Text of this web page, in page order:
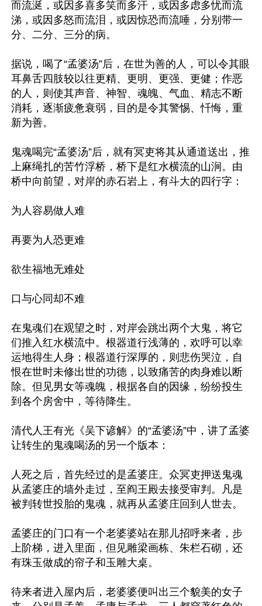
而流涎，或因多喜多笑而多汗，或因多虑多忧而流
涕，或因多怒而流泪，或因惊恐而流唾，分别带一
分、二分、三分的病。
据说，喝了“孟婆汤”后，在世为善的人，可以令其眼
耳鼻舌四肢较以往更精、更明、更强、更健；作恶
的人，则使其声音、神智、魂魄、气血、精志不断
消耗，逐渐疲惫衰弱，目的是令其警惕、忏悔，重
新为善。
鬼魂喝完“孟婆汤”后，就有冥吏将其从通道送出，推
上麻绳扎的苦竹浮桥，桥下是红水横流的山涧。由
桥中向前望，对岸的赤石岩上，有斗大的四行字：
为人容易做人难
再要为人恐更难
欲生福地无难处
口与心同却不难
在鬼魂们在观望之时，对岸会跳出两个大鬼，将它
们推入红水横流中。根器道行浅薄的，欢呼可以幸
运地得生人身；根器道行深厚的，则悲伤哭泣，自
恨在世时未修出世的功德，以致痛苦的肉身难以断
除。但见男女等魂魄，根据各自的因缘，纷纷投生
到各个房舍中，等待降生。
清代人王有光《吴下谚解》的“孟婆汤”中，讲了孟婆
让转生的鬼魂喝汤的另一个版本：
人死之后，首先经过的是孟婆庄。众冥吏押送鬼魂
从孟婆庄的墙外走过，至阎王殿去接受审判。凡是
被判转世投胎的鬼魂，就再从孟婆庄回到人世去。
孟婆庄的门口有一个老婆婆站在那儿招呼来者，步
上阶梯，进入里面，但见雕梁画栋、朱栏石砌，还
有珠玉做成的帘子和玉雕大桌。
待来者进入屋内后，老婆婆便叫出三个貌美的女子